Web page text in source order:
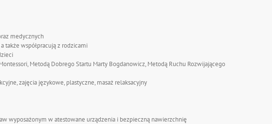
medycznych
także współpracują z rodzicami
Metodą Dobrego Startu Marty Bogdanowicz, Metodą Ruchu Rozwijającego
zajęcia językowe, plastyczne, masaż relaksacyjny
wyposażonym w atestowane urządzenia i bezpieczną nawierzchnię